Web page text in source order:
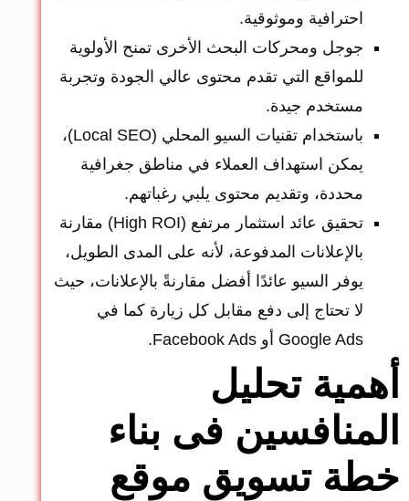
احترافية وموثوقية.
جوجل ومحركات البحث الأخرى تمنح الأولوية
للمواقع التي تقدم محتوى عالي الجودة وتجربة
مستخدم جيدة.
باستخدام تقنيات السيو المحلي (Local SEO)،
يمكن استهداف العملاء في مناطق جغرافية
محددة، وتقديم محتوى يلبي رغباتهم.
تحقيق عائد استثمار مرتفع (High ROI) مقارنة
بالإعلانات المدفوعة، لأنه على المدى الطويل،
يوفر السيو عائدًا أفضل مقارنةً بالإعلانات، حيث
لا تحتاج إلى دفع مقابل كل زيارة كما في
Google Ads أو Facebook Ads.
أهمية تحليل
المنافسين فى بناء
خطة تسويق موقع